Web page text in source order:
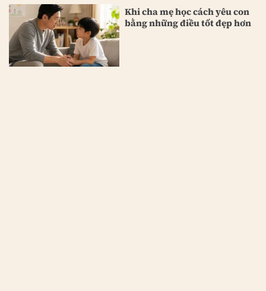
Khi cha mẹ học cách yêu con
bằng những điều tốt đẹp hơn